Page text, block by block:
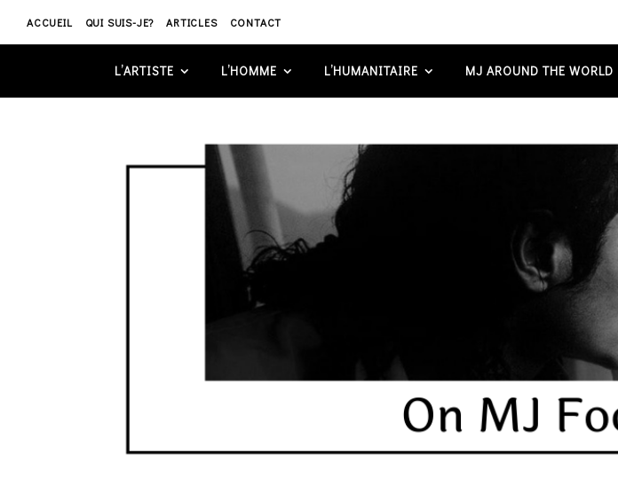
ACCUEIL QUI SUIS-JE? ARTICLES CONTACT
L’ARTISTE L’HOMME L’HUMANITAIRE MJ AROUND THE WORLD